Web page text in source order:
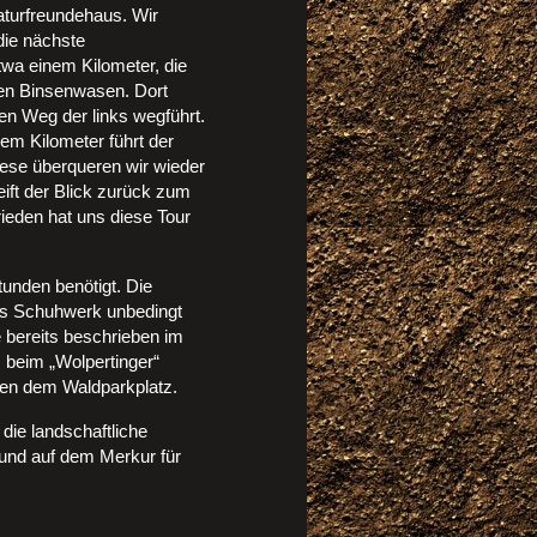
Wir
nächste
einem Kilometer, die
Binsenwasen. Dort
Weg der links wegführt.
Kilometer führt der
überqueren wir wieder
der Blick zurück zum
hat uns diese Tour
benötigt. Die
Schuhwerk unbedingt
beschrieben im
„Wolpertinger“
dem Waldparkplatz.
landschaftliche
auf dem Merkur für